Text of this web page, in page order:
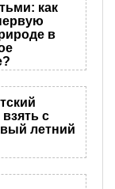
как
в
с
летний